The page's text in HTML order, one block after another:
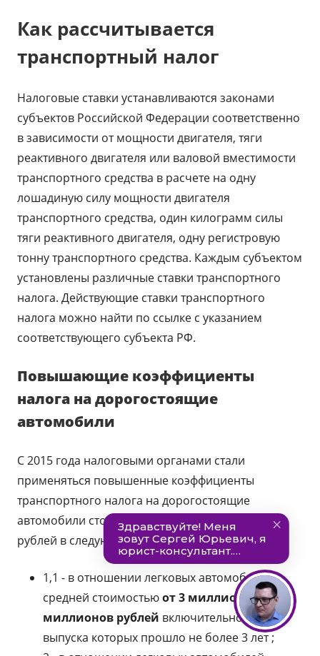
Как рассчитывается
транспортный налог
Налоговые ставки устанавливаются законами
субъектов Российской Федерации соответственно
в зависимости от мощности двигателя, тяги
реактивного двигателя или валовой вместимости
транспортного средства в расчете на одну
лошадиную силу мощности двигателя
транспортного средства, один килограмм силы
тяги реактивного двигателя, одну регистровую
тонну транспортного средства. Каждым субъектом
установлены различные ставки транспортного
налога. Действующие ставки транспортного
налога можно найти по ссылке с указанием
соответствующего субъекта РФ.
Повышающие коэффициенты
налога на дорогостоящие
автомобили
С 2015 года налоговыми органами стали
применяться повышенные коэффициенты
транспортного налога на дорогостоящие
автомобили стоимостью более трех миллионов
рублей в следующем размере:
1,1 - в отношении легковых автомобилей
средней стоимостьюот 3 миллионов до 5
миллионов рублей включительно, с года
выпуска которых прошло не более 3 лет ;